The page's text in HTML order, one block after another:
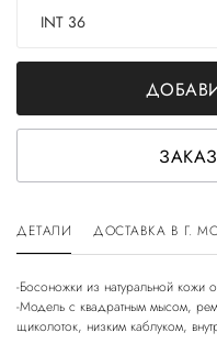
INT 36
ДЕТАЛИ ДОСТАВКА В Г.
-Босоножки из натуральной кожи
-Модель с квадратным мысом,